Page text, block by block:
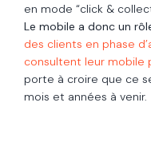
en mode “click &
Le mobile a donc un
des clients en phase
consultent leur mobile
porte à croire que ce
mois et années à venir.